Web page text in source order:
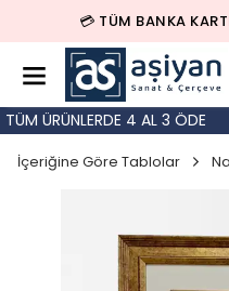
💳 TÜM BANKA
ÜRÜNLERDE 4 AL 3 ÖDE
İçeriğine Göre Tablolar